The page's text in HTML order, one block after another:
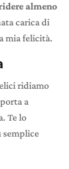
almeno
carica di
mia felicità.
ridiamo
a
Te lo
semplice